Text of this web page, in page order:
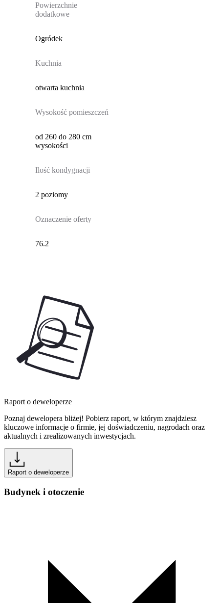
Powierzchnie
dodatkowe
Ogródek
Kuchnia
otwarta kuchnia
Wysokość pomieszczeń
od 260 do 280 cm
wysokości
Ilość kondygnacji
2 poziomy
Oznaczenie oferty
76.2
Raport o deweloperze
Poznaj dewelopera bliżej! Pobierz raport, w którym znajdziesz
kluczowe informacje o firmie, jej doświadczeniu, nagrodach oraz
aktualnych i zrealizowanych inwestycjach.
Raport o deweloperze
Budynek i otoczenie